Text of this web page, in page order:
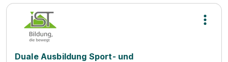
Duale Ausbildung Sport- und